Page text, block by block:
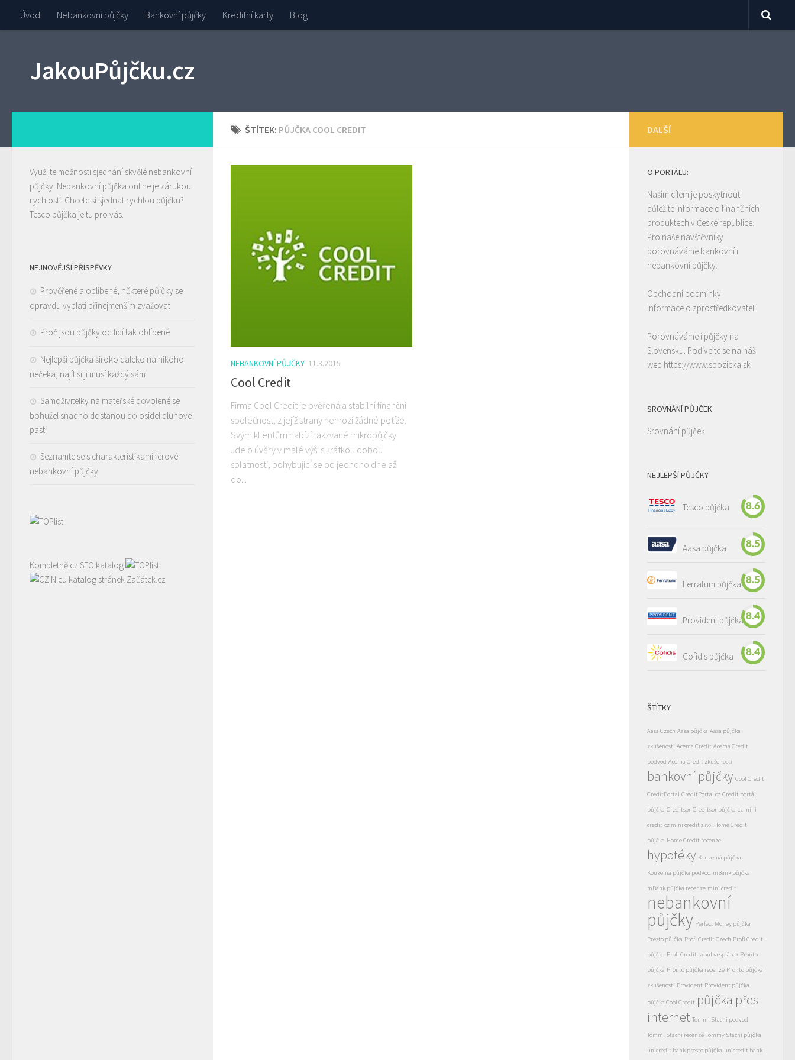
Úvod Nebankovní půjčky Bankovní půjčky Kreditní karty Blog
JakouPůjčku.cz
ŠTÍTEK: PŮJČKA COOL CREDIT
NEBANKOVNÍ PŮJČKY 11.3.2015
Cool Credit
Firma Cool Credit je ověřená a stabilní finanční
společnost, z jejíž strany nehrozí žádné potíže.
Svým klientům nabízí takzvané mikropůjčky.
Jde o úvěry v malé výši s krátkou dobou
splatnosti, pohybující se od jednoho dne až
do...
Využijte možnosti sjednání skvělé nebankovní
půjčky. Nebankovní půjčka online je zárukou
rychlosti. Chcete si sjednat rychlou půjčku?
Tesco půjčka je tu pro vás.
NEJNOVĚJŠÍ PŘÍSPĚVKY
Prověřené a oblíbené, některé půjčky se
opravdu vyplatí přinejmenším zvažovat
Proč jsou půjčky od lidí tak oblíbené
Nejlepší půjčka široko daleko na nikoho
nečeká, najít si ji musí každý sám
Samoživitelky na mateřské dovolené se
bohužel snadno dostanou do osidel dluhové
pasti
Seznamte se s charakteristikami férové
nebankovní půjčky
Kompletně.cz SEO katalog
katalog stránek Začátek.cz
DALŠÍ
O PORTÁLU:
Našim cílem je poskytnout
důležité informace o finančních
produktech v České republice.
Pro naše návštěvníky
porovnáváme bankovní i
nebankovní půjčky.
Obchodní podmínky
Informace o zprostředkovateli
Porovnáváme i půjčky na
Slovensku. Podívejte se na náš
web https://www.spozicka.sk
SROVNÁNÍ PŮJČEK
Srovnání půjček
NEJLEPŠÍ PŮJČKY
Tesco půjčka 8.6
Aasa půjčka 8.5
Ferratum půjčka 8.5
Provident půjčka 8.4
Cofidis půjčka 8.4
ŠTÍTKY
Aasa Czech Aasa půjčka Aasa půjčka
zkušenosti Acema Credit Acema Credit
podvod Acema Credit zkušenosti
bankovní půjčky Cool Credit
CreditPortal CreditPortal.cz Credit portál
půjčka Creditsor Creditsor půjčka cz mini
credit cz mini credit s.r.o. Home Credit
půjčka Home Credit recenze
hypotéky Kouzelná půjčka
Kouzelná půjčka podvod mBank půjčka
mBank půjčka recenze mini credit
nebankovní
půjčky Perfect Money půjčka
Presto půjčka Profi Credit Czech Profi Credit
půjčka Profi Credit tabulka splátek Pronto
půjčka Pronto půjčka recenze Pronto půjčka
zkušenosti Provident Provident půjčka
půjčka Cool Credit půjčka přes
internet Tommi Stachi podvod
Tommi Stachi recenze Tommy Stachi půjčka
unicredit bank presto půjčka unicredit bank